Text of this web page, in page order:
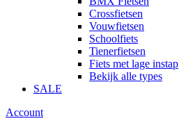
Crossfietsen
Vouwfietsen
Schoolfiets
Tienerfietsen
Fiets met lage instap
Bekijk alle types
SALE
Account